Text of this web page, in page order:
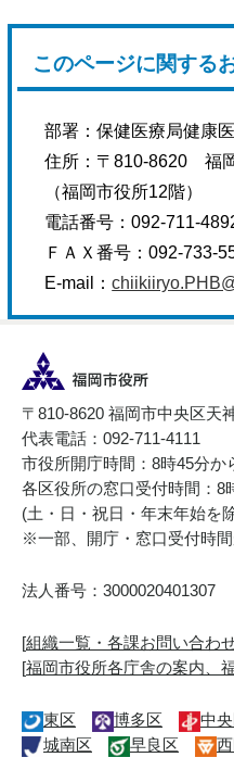
このページに関する
部署：保健医療局健康
住所： 〒810-8620 福
（福岡市役所12階）
電話番号：092-711-
ＦＡＸ番号：092-733-
E-mail：
〒810-8620 福岡市中央区天
代表電話：092-711-4111
市役所開庁時間：8時45分か
各区役所の窓口受付時間：8
(土・日・祝日・年末年始を
※一部、開庁・窓口受付時
法人番号：3000020401307
[組織一覧・各課お問い合わ
[福岡市役所各庁舎の案内、
東区 博多区 中
城南区
早良区